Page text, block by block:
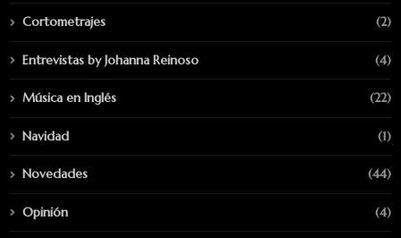
Cortometrajes (2)
Entrevistas by Johanna Reinoso (4)
Música en Inglés (22)
Navidad (1)
Novedades (44)
Opinión (4)